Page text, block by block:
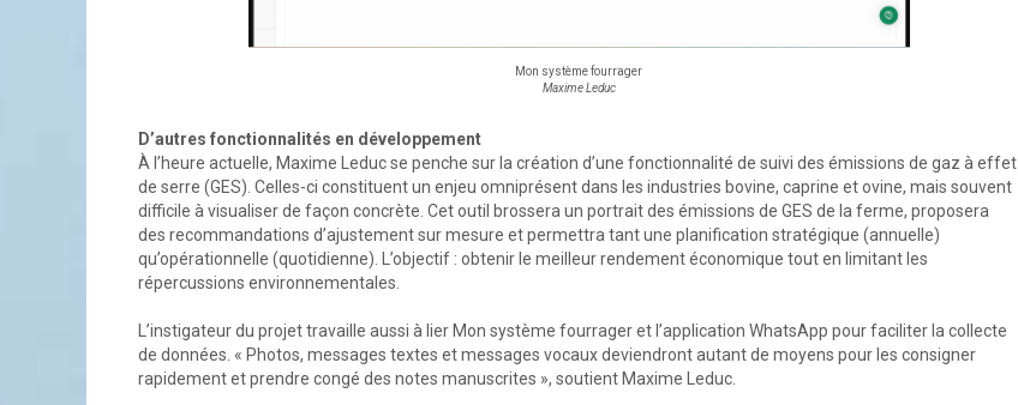
Mon système fourrager
Maxime Leduc
D’autres fonctionnalités en développement
À l’heure actuelle, Maxime Leduc se penche sur la création d’une fonctionnalité de suivi des émissions de gaz à effet
de serre (GES). Celles-ci constituent un enjeu omniprésent dans les industries bovine, caprine et ovine, mais souvent
difficile à visualiser de façon concrète. Cet outil brossera un portrait des émissions de GES de la ferme, proposera
des recommandations d’ajustement sur mesure et permettra tant une planification stratégique (annuelle)
qu’opérationnelle (quotidienne). L’objectif : obtenir le meilleur rendement économique tout en limitant les
répercussions environnementales.
L’instigateur du projet travaille aussi à lier Mon système fourrager et l’application WhatsApp pour faciliter la collecte
de données. « Photos, messages textes et messages vocaux deviendront autant de moyens pour les consigner
rapidement et prendre congé des notes manuscrites », soutient Maxime Leduc.